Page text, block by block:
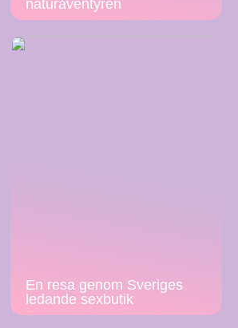
naturäventyren
En resa genom Sveriges
ledande sexbutik